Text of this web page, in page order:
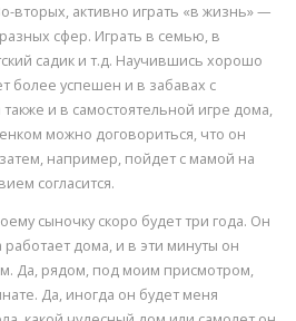
вторых, активно играть «в жизнь» —
сфер. Играть в семью, в
садик и т.д. Научившись хорошо
более успешен и в забавах с
и в самостоятельной игре дома,
можно договориться, что он
например, пойдет с мамой на
согласится.
сыночку скоро будет три года. Он
дома, и в эти минуты он
Да, рядом, под моим присмотром,
Да, иногда он будет меня